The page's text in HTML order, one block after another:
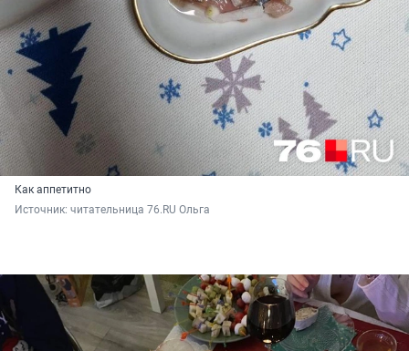
Как аппетитно
Источник: читательница 76.RU Ольга